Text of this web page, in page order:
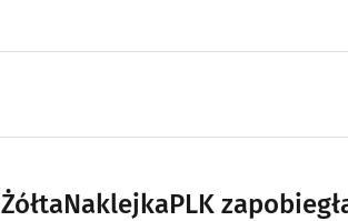
ŻółtaNaklejkaPLK